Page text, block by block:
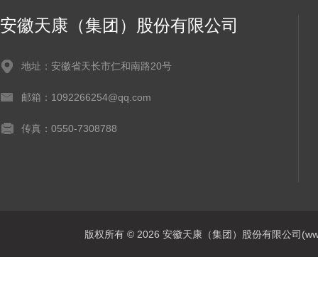
安徽天康（集团）股份有限公司
地址：安徽省天长市仁和南路20号
邮箱：1092266254@qq.com
传真：0550-7308788
版权所有 © 2026 安徽天康（集团）股份有限公司